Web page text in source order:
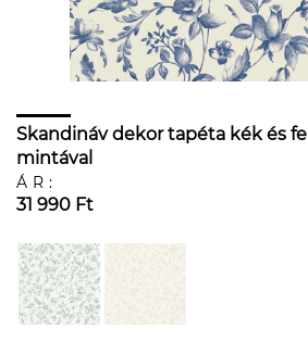
Skandináv dekor tapéta kék és
mintával
ÁR:
31 990 Ft